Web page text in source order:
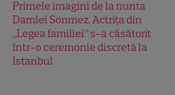
Primele imagini de la nunta
Damlei Sönmez. Actrița din
„Legea familiei” s-a căsătorit
într-o ceremonie discretă la
Istanbul